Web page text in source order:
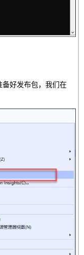
好发布包，我们在